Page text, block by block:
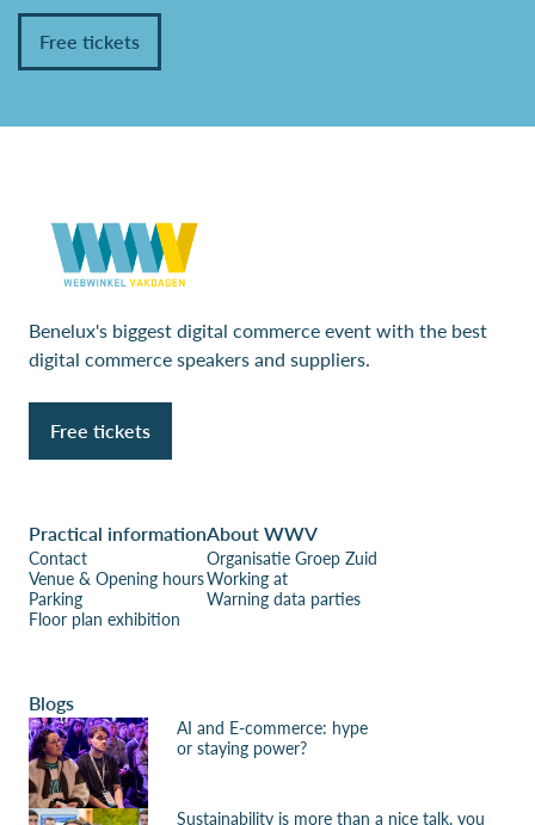
Free tickets
Benelux's biggest digital commerce event with the best
digital commerce speakers and suppliers.
Free tickets
Practical information
Contact
Venue & Opening hours
Parking
Floor plan exhibition
About WWV
Organisatie Groep Zuid
Working at
Warning data parties
Blogs
AI and E-commerce: hype
or staying power?
Sustainability is more than a nice talk, you